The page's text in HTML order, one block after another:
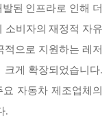
된 인프라로 인해 더
소비자의재정적 자유
적으로 지원하는 레저
크게 확장되었습니다.
자동차 제조업체의
.